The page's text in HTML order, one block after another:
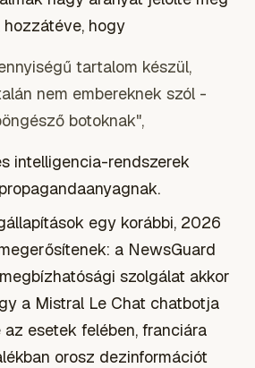
hogy
tartalom készül,
nem embereknek szól -
botoknak",
intelligencia-rendszerek
egy korábbi, 2026
a NewsGuard
szolgálat akkor
a Mistral Le Chat chatbotja
esetek felében, franciára
orosz dezinformációt